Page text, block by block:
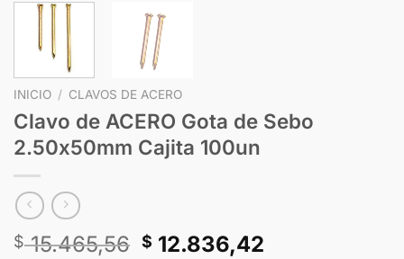
INICIO / CLAVOS DE ACERO
Clavo de ACERO Gota de Sebo
2.50x50mm Cajita 100un
$15.465,56 $ 12.836,42